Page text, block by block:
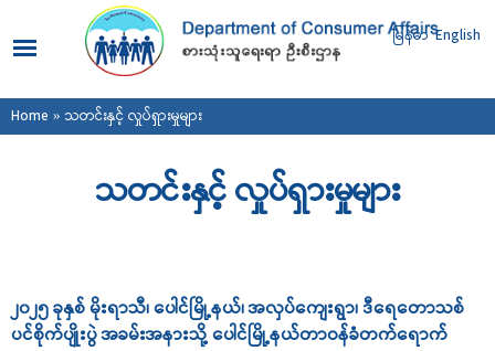
main
content
မြန်မာ English
You are here
Home » သတင်းနှင့် လှုပ်ရှားမှုများ
သတင်းနှင့် လှုပ်ရှားမှုများ
၂၀၂၅ ခုနှစ် မိုးရာသီ၊ ပေါင်မြို့နယ်၊ အလှပ်ကျေးရွာ၊ ဒီရေတောသစ်
ပင်စိုက်ပျိုးပွဲ အခမ်းအနားသို့ ပေါင်မြို့နယ်တာဝန်ခံတက်ရောက်